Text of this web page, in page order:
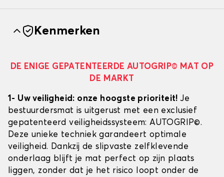
Kenmerken
DE ENIGE GEPATENTEERDE AUTOGRIP© MAT OP
DE MARKT
1- Uw veiligheid: onze hoogste prioriteit!Je
bestuurdersmat is uitgerust met een exclusief
gepatenteerd veiligheidssysteem: AUTOGRIP©.
Deze unieke techniek garandeert optimale
veiligheid. Dankzij de slipvaste zelfklevende
onderlaag blijft je mat perfect op zijn plaats
liggen, zonder dat je het risico loopt onder de